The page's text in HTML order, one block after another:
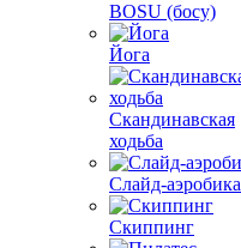
BOSU (босу)
Йога
Скандинавская
ходьба
Слайд-аэробика
Скиппинг